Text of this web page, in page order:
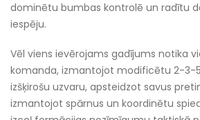
dominētu bumbas kontrolē un radītu
iespēju.
Vēl viens ievērojams gadījums notika
komanda, izmantojot modificētu 2-3-
izšķirošu uzvaru, apsteidzot savus
izmantojot spārnus un koordinētu